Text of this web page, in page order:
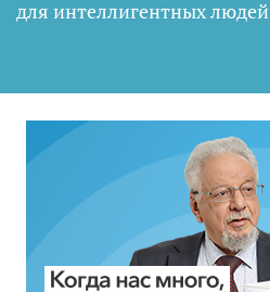
для интеллигентных людей